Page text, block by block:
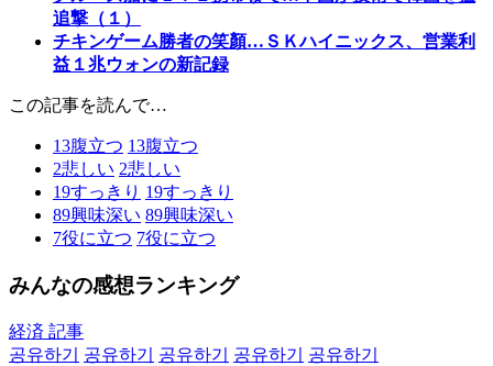
追撃（１）
チキンゲーム勝者の笑顏…ＳＫハイニックス、営業利
益１兆ウォンの新記録
この記事を読んで…
13腹立つ 13腹立つ
2悲しい 2悲しい
19すっきり 19すっきり
89興味深い 89興味深い
7役に立つ 7役に立つ
みんなの感想ランキング
経済 記事
공유하기
공유하기 공유하기 공유하기
공유하기